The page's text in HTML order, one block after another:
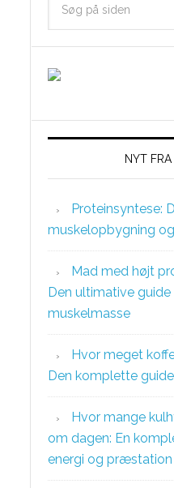
NYT
Proteinsyntese:
muskelopbygning
Mad med højt
Den ultimative
muskelmasse
Hvor meget
Den komplette
Hvor mange
om dagen: En
energi og præstation